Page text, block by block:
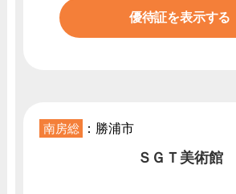
優待証を表示する
南房総 ：勝浦市
ＳＧＴ美術館